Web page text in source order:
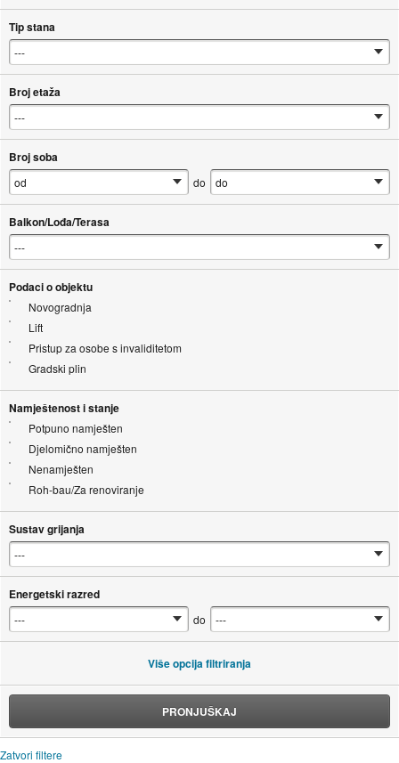
Tip stana
Broj etaža
Broj soba
do
Balkon/Lođa/Terasa
Podaci o objektu
Novogradnja
Lift
Pristup za osobe s invaliditetom
Gradski plin
Namještenost i stanje
Potpuno namješten
Djelomično namješten
Nenamješten
Roh-bau/Za renoviranje
Sustav grijanja
Energetski razred
do
Više opcija filtriranja
PRONJUŠKAJ
Zatvori filtere